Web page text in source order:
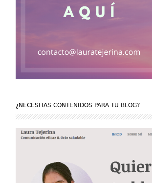
¿NECESITAS CONTENIDOS PARA TU BLOG?